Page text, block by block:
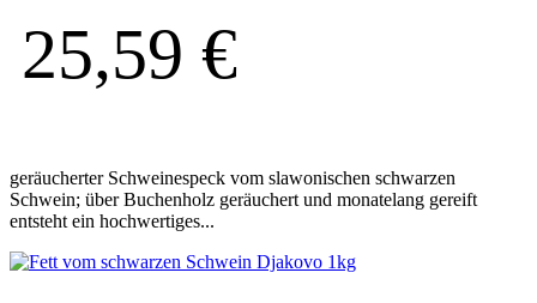
25,59 €
geräucherter Schweinespeck vom slawonischen schwarzen
Schwein; über Buchenholz geräuchert und monatelang gereift
entsteht ein hochwertiges...